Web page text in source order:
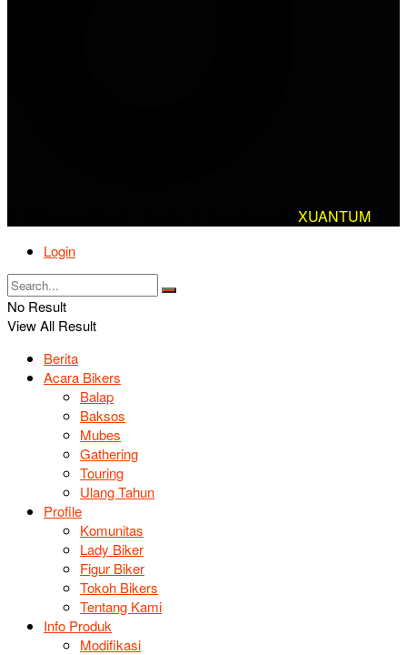
XUANTUM
Login
No Result
View All Result
Berita
Acara Bikers
Balap
Baksos
Mubes
Gathering
Touring
Ulang Tahun
Profile
Komunitas
Lady Biker
Figur Biker
Tokoh Bikers
Tentang Kami
Info Produk
Modifikasi